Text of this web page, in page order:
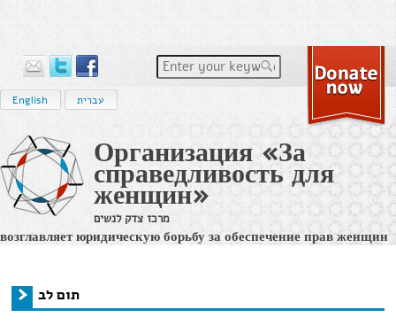
Enter your keywords
English עברית
Организация «За
справедливость для
женщин»
מרכז צדק לנשים
возглавляет юридическую борьбу за обеспечение прав женщин
You are here
תום לב